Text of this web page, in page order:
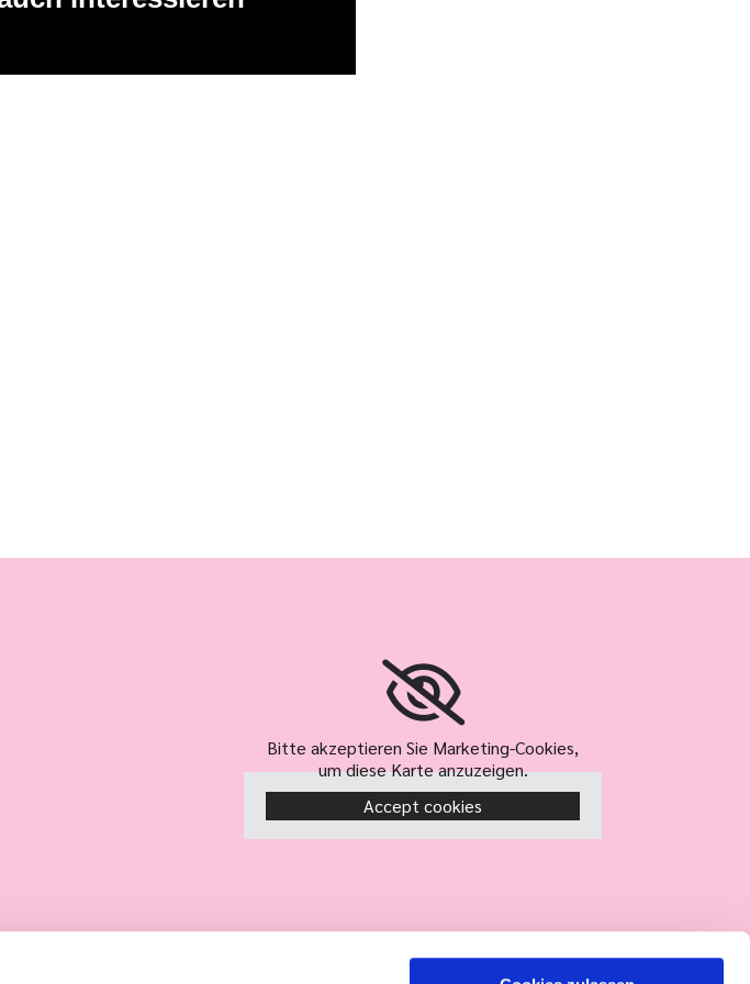
Bitte akzeptieren Sie Marketing-Cookies,
um diese Karte anzuzeigen.
Accept cookies